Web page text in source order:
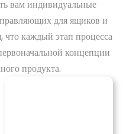
вам индивидуальные
для ящиков и
что каждый этап процесса
концепции
продукта.